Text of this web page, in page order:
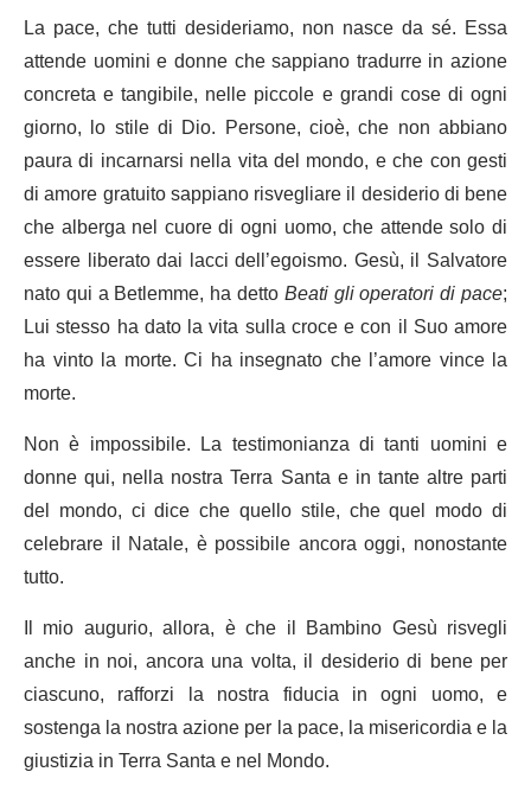
La pace, che tutti desideriamo, non nasce da sé. Essa
attende uomini e donne che sappiano tradurre in azione
concreta e tangibile, nelle piccole e grandi cose di ogni
giorno, lo stile di Dio. Persone, cioè, che non abbiano
paura di incarnarsi nella vita del mondo, e che con gesti
di amore gratuito sappiano risvegliare il desiderio di bene
che alberga nel cuore di ogni uomo, che attende solo di
essere liberato dai lacci dell’egoismo. Gesù, il Salvatore
nato qui a Betlemme, ha dettoBeati gli operatori di pace;
Lui stesso ha dato la vita sulla croce e con il Suo amore
ha vinto la morte. Ci ha insegnato che l’amore vince la
morte.
Non è impossibile. La testimonianza di tanti uomini e
donne qui, nella nostra Terra Santa e in tante altre parti
del mondo, ci dice che quello stile, che quel modo di
celebrare il Natale, è possibile ancora oggi, nonostante
tutto.
Il mio augurio, allora, è che il Bambino Gesù risvegli
anche in noi, ancora una volta, il desiderio di bene per
ciascuno, rafforzi la nostra fiducia in ogni uomo, e
sostenga la nostra azione per la pace, la misericordia e la
giustizia in Terra Santa e nel Mondo.